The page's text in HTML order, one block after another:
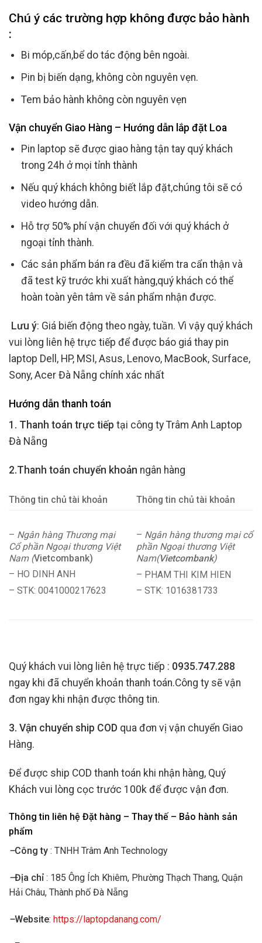
Chú ý các trường hợp không được bảo hành
:
Bi móp,cấn,bể do tác động bên ngoài.
Pin bị biến dạng, không còn nguyên vẹn.
Tem bảo hành không còn nguyên vẹn
Vận chuyển Giao Hàng – Hướng dẫn lắp đặt Loa
Pin laptop sẽ được giao hàng tận tay quý khách
trong 24h ở mọi tỉnh thành
Nếu quý khách không biết lắp đặt,chúng tôi sẽ có
video hướng dẫn.
Hỗ trợ 50% phí vận chuyển đối với quý khách ở
ngoại tỉnh thành.
Các sản phẩm bán ra đều đã kiểm tra cẩn thận và
đã test kỹ trước khi xuất hàng,quý khách có thể
hoàn toàn yên tâm về sản phẩm nhận được.
Lưu ý: Giá biến động theo ngày, tuần. Vì vậy quý khách
vui lòng liên hệ trực tiếp để được báo giá thay pin
laptop Dell, HP, MSI, Asus, Lenovo, MacBook, Surface,
Sony, Acer Đà Nẵng chính xác nhất
Hướng dẫn thanh toán
1. Thanh toán trực tiếp tại công ty Trâm Anh Laptop
Đà Nẵng
2.Thanh toán chuyển khoản ngân hàng
Thông tin chủ tài khoản Thông tin chủ tài khoản
– Ngân hàng Thương mại
Cổ phần Ngoại thương Việt
Nam (Vietcombank)
– HO DINH ANH
– STK: 0041000217623
– Ngân hàng thương mại cổ
phần Ngoại thương Việt
Nam(Vietcombank)
– PHAM THI KIM HIEN
– STK: 1016381733
Quý khách vui lòng liên hệ trực tiếp : 0935.747.288
ngay khi đã chuyển khoản thanh toán.Công ty sẽ vận
đơn ngay khi nhận được thông tin.
3. Vận chuyển ship COD qua đơn vị vận chuyển Giao
Hàng.
Để được ship COD thanh toán khi nhận hàng, Quý
Khách vui lòng cọc trước 100k để được vận đơn.
Thông tin liên hệ Đặt hàng – Thay thế – Bảo hành sản
phẩm
–Công ty : TNHH Trâm Anh Technology
–Địa chỉ : 185 Ông Ích Khiêm, Phường Thạch Thang, Quận
Hải Châu, Thành phố Đà Nẵng
–Website: https://laptopdanang.com/